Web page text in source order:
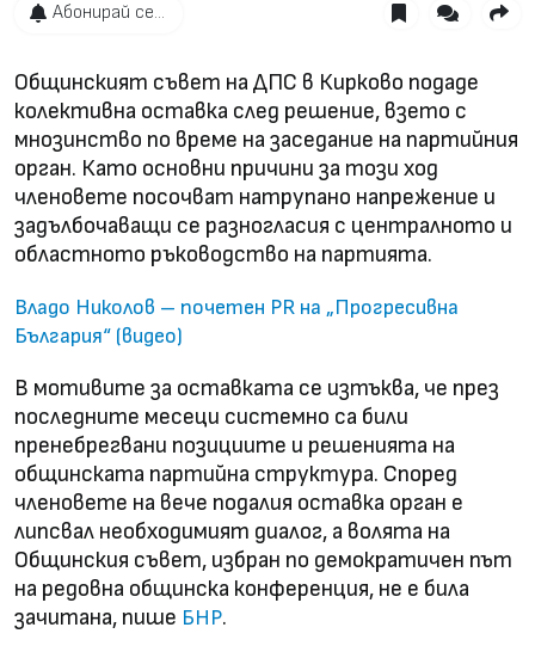
Абонирай се...
Общинският съвет на ДПС в Кирково подаде
колективна оставка след решение, взето с
мнозинство по време на заседание на партийния
орган. Като основни причини за този ход
членовете посочват натрупано напрежение и
задълбочаващи се разногласия с централното и
областното ръководство на партията.
Владо Николов – почетен PR на „Прогресивна
България“ (видео)
В мотивите за оставката се изтъква, че през
последните месеци системно са били
пренебрегвани позициите и решенията на
общинската партийна структура. Според
членовете на вече подалия оставка орган е
липсвал необходимият диалог, а волята на
Общинския съвет, избран по демократичен път
на редовна общинска конференция, не е била
зачитана, пише БНР.